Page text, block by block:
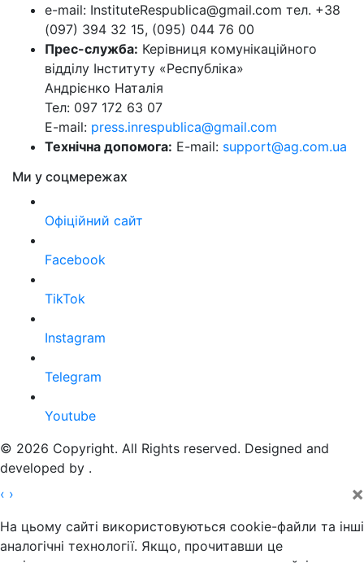
e-mail: InstituteRespublica@gmail.com тел. +38
(097) 394 32 15, (095) 044 76 00
Прес-служба: Керівниця комунікаційного
відділу Інституту «Республіка»
Андрієнко Наталія
Тел: 097 172 63 07
E-mail: press.inrespublica@gmail.com
Технічна допомога: E-mail: support@ag.com.ua
Ми у соцмережах
Офіційний сайт
Facebook
TikTok
Instagram
Telegram
Youtube
© 2026 Copyright. All Rights reserved. Designed and
developed by .
‹ › ×
На цьому сайті використовуються cookie-файли та інші
аналогічні технології. Якщо, прочитавши це